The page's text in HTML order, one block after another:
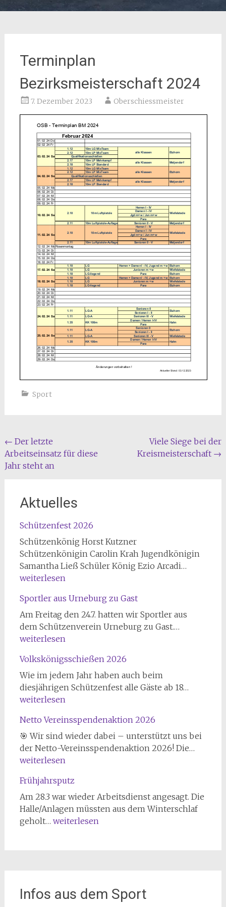
Terminplan
Bezirksmeisterschaft 2024
7. Dezember 2023 Oberschiessmeister
Sport
Beitragsnavigation
← Der letzte
Arbeitseinsatz für diese
Jahr steht an
Viele Siege bei der
Kreismeisterschaft →
Aktuelles
Schützenfest 2026
Schützenkönig Horst Kutzner
Schützenkönigin Carolin Krah Jugendkönigin
Samantha Ließ Schüler König Ezio Arcadi…
weiterlesen
Sportler aus Urneburg zu Gast
Am Freitag den 24.7. hatten wir Sportler aus
dem Schützenverein Urneburg zu Gast.…
weiterlesen
Volkskönigsschießen 2026
Wie im jedem Jahr haben auch beim
diesjährigen Schützenfest alle Gäste ab 18…
weiterlesen
Netto Vereinsspendenaktion 2026
🎯 Wir sind wieder dabei – unterstützt uns bei
der Netto-Vereinsspendenaktion 2026! Die…
weiterlesen
Frühjahrsputz
Am 28.3 war wieder Arbeitsdienst angesagt. Die
Halle/Anlagen müssten aus dem Winterschlaf
geholt… Frühjahrsputz
weiterlesen
Infos aus dem Sport